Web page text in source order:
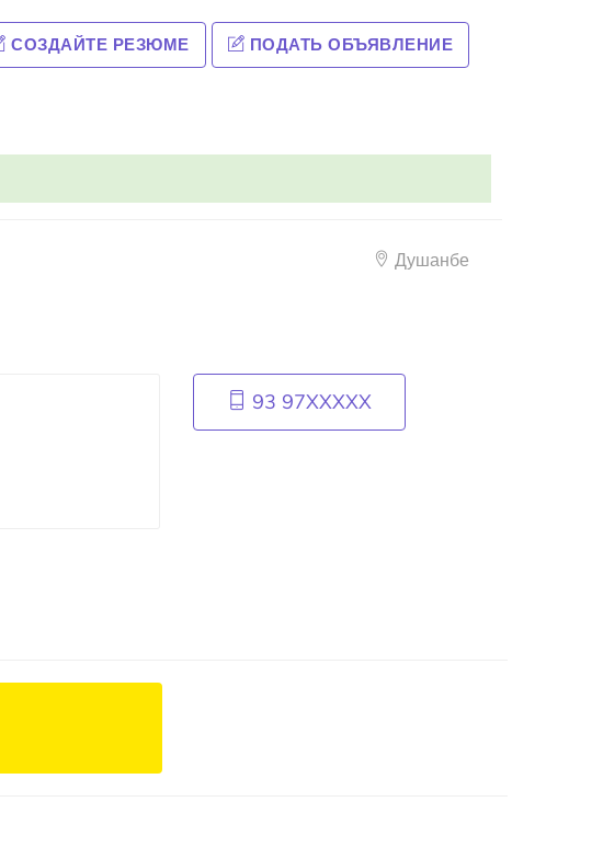
СОЗДАЙТЕ РЕЗЮМЕ ПОДАТЬ ОБЪЯВЛЕНИЕ
Душанбе
93 97XXXXX